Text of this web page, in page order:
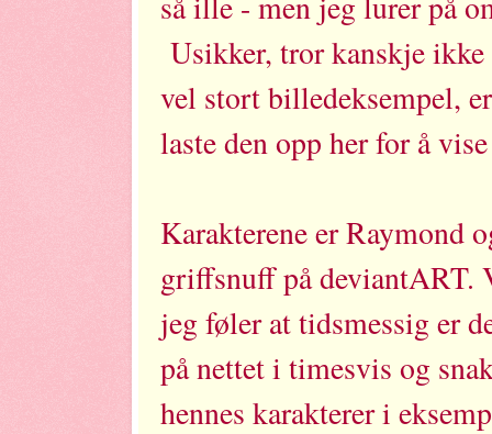
Usikker, tror kanskje
vel stort billedeksempel,
laste den opp her for å
Karakterene er Raymond
griffsnuff på deviantART.
jeg føler at tidsmessig er
på nettet i timesvis og
hennes karakterer i